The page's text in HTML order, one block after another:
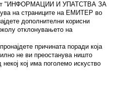
"ИНФОРМАЦИИ И УПАТСТВА ЗА
на страниците на ЕМИТЕР во
дополнителни корисни
отклонувањето на
причината поради која
не ви преостанува ништо
кој има поголемо искуство